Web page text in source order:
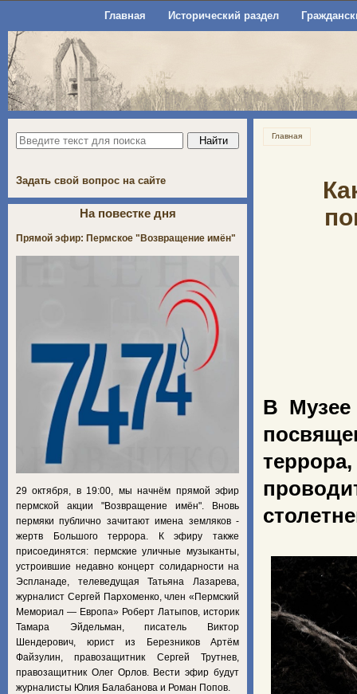
Главная Исторический раздел
Главная
В Музее
Задать свой вопрос на сайте
На повестке дня
Прямой эфир: Пермское "Возвращение имён"
29 октября, в 19:00, мы начнём прямой эфир
пермской акции "Возвращение имён". Вновь
пермяки публично зачитают имена земляков -
жертв Большого террора. К эфиру также
присоединятся: пермские уличные музыканты,
устроившие недавно концерт солидарности на
Эспланаде, телеведущая Татьяна Лазарева,
журналист Сергей Пархоменко, член «Пермский
Мемориал — Европа» Роберт Латыпов, историк
Тамара Эйдельман, писатель Виктор
Шендерович, юрист из Березников Артём
Файзулин, правозащитник Сергей Трутнев,
правозащитник Олег Орлов. Вести эфир будут
журналисты Юлия Балабанова и Роман Попов.